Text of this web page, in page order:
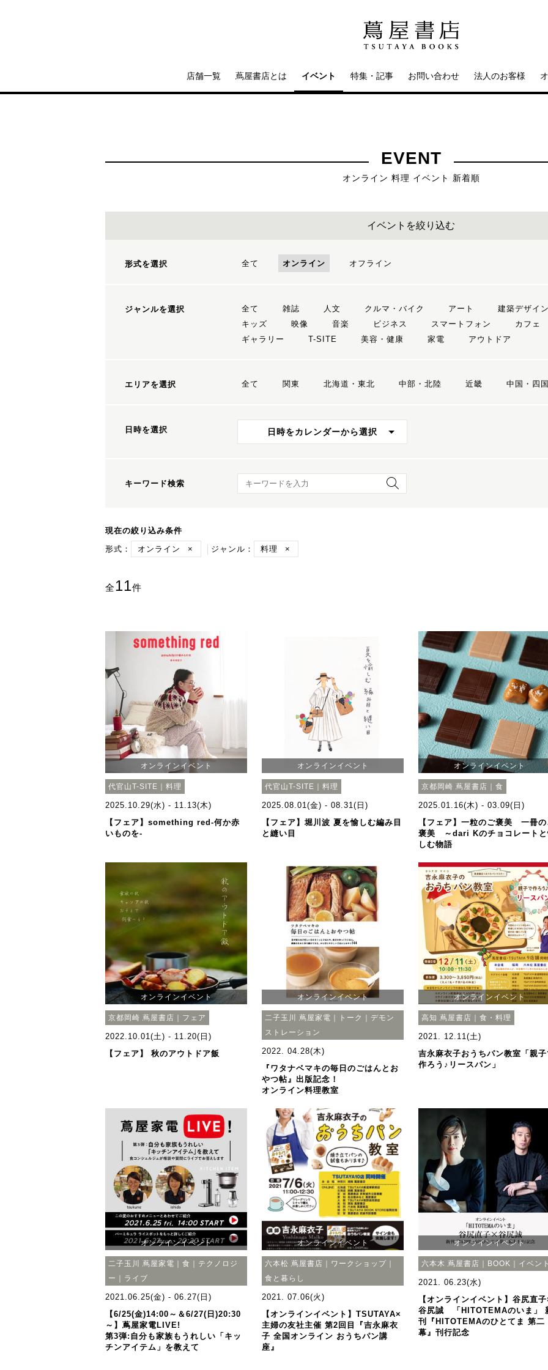
店舗一覧 蔦屋書店とは イベント 特集・記事 お問い合わせ 法人のお客様
EVENT
オンライン 料理 イベント 新着順
イベントを絞り込む
形式を選択 全て オンライン オフライン
ジャンルを選択 全て 雑誌 人文 クルマ・バイク アート 建築デザイン
キッズ
映像 音楽 ビジネス スマートフォン カフェ
ギャラリー
T-SITE 美容・健康 家電 アウトドア
エリアを選択 全て 関東 北海道・東北 中部・北陸 近畿 中国・四国
日時を選択 日時をカレンダーから選択
キーワード検索 キーワード検索
現在の絞り込み条件
形式：
オンライン × ジャンル： 料理 ×
全11件
オンラインイベント
代官山T-SITE｜料理
2025.10.29(水) - 11.13(木)
【フェア】something red‐何か赤
いものを‐
オンラインイベント
代官山T-SITE｜料理
2025.08.01(金) - 08.31(日)
【フェア】堀川波 夏を愉しむ編み目
と縫い目
オンラインイベント
京都岡崎 蔦屋書店｜食
2025.01.16(木) - 03.09(日)
【フェア】一粒のご褒美 一冊
褒美 ～dari Kのチョコレートと
しむ物語
オンラインイベント
京都岡崎 蔦屋書店｜フェア
2022.10.01(土) - 11.20(日)
【フェア】 秋のアウトドア飯
オンラインイベント
二子玉川 蔦屋家電｜トーク｜デモン
ストレーション
2022. 04.28(木)
『ワタナベマキの毎日のごはんとお
やつ帖』出版記念！
オンライン料理教室
オンラインイベント
高知 蔦屋書店｜食・料理
2021. 12.11(土)
吉永麻衣子おうちパン教室「親
作ろう♪リースパン」
オンラインイベント
二子玉川 蔦屋家電｜食｜テクノロジ
ー｜ライブ
2021.06.25(金) - 06.27(日)
【6/25(金)14:00～＆6/27(日)20:30
～】蔦屋家電LIVE!
第3弾:自分も家族もうれしい「キッ
チンアイテム」を教えて
オンラインイベント
六本松 蔦屋書店｜ワークショップ｜
食と暮らし
2021. 07.06(火)
【オンラインイベント】TSUTAYA×
主婦の友社主催 第2回目『吉永麻衣
子 全国オンライン おうちパン講
座』
オンラインイベント
六本木 蔦屋書店｜BOOK｜イベント
2021. 06.23(水)
【オンラインイベント】谷尻直子
谷尻誠 「HITOTEMAのいま」
刊『HITOTEMAのひとてま 第二
幕』刊行記念